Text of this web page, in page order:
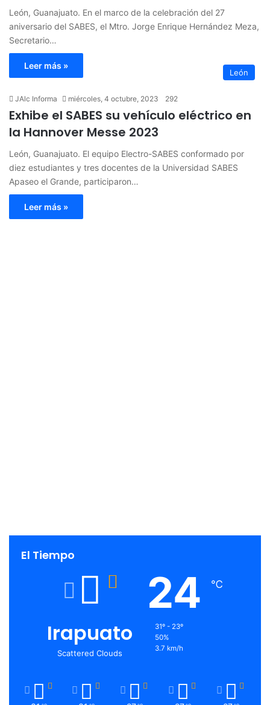
León, Guanajuato. En el marco de la celebración del 27
aniversario del SABES, el Mtro. Jorge Enrique Hernández Meza,
Secretario…
Leer más »
León
JAlc Informa miércoles, 4 octubre, 2023 292
Exhibe el SABES su vehículo eléctrico en
la Hannover Messe 2023
León, Guanajuato. El equipo Electro-SABES conformado por
diez estudiantes y tres docentes de la Universidad SABES
Apaseo el Grande, participaron…
Leer más »
El Tiempo
Irapuato
Scattered Clouds
24 ℃
31º - 23º
50%
3.7 km/h